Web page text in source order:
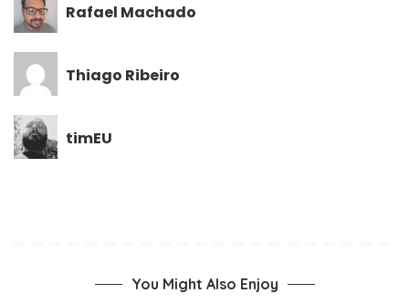
Rafael Machado
Thiago Ribeiro
timEU
You Might Also Enjoy